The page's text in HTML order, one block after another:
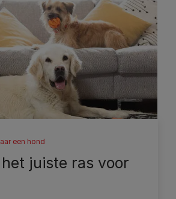
een hond
juiste ras voor